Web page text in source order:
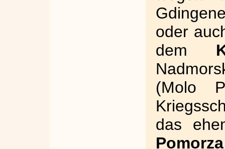
oder
dem
(Molo
das
Pomorza